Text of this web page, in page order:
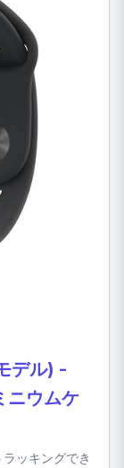
デル) -
ニウムケ
ッキングでき